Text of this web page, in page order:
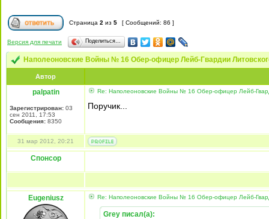
Страница 2 из 5 [ Сообщений: 86 ]
Версия для печати Поделиться…
Наполеоновские Войны № 16 Обер-офицер Лейб-Гвардии
Автор
palpatin
Зарегистрирован: 03
сен 2011, 17:53
Сообщения: 8350
Re: Наполеоновские Войны № 16 Обер-офицер Лейб-
Поручик...
31 мар 2012, 20:21
Спонсор
Eugeniusz Re: Наполеоновские Войны № 16 Обер-офицер Лейб-
Grey писал(а):